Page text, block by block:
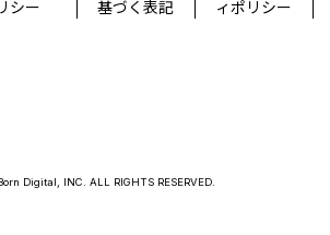
シー
基づく表記
ィポリシー
Digital, INC. ALL RIGHTS RESERVED.